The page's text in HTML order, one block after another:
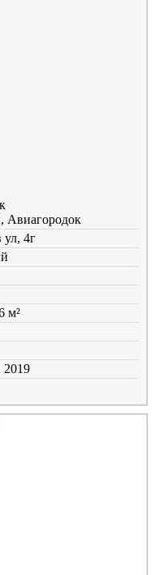
Авиагородок
ул, 4г
м²
2019